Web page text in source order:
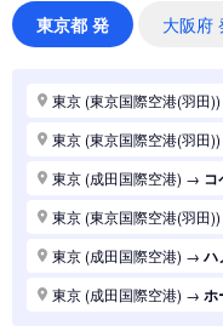
東京 (東京国際空港(羽田))
東京 (東京国際空港(羽田))
東京 (東京国際空港(羽田))
東京 (東京国際空港(羽田))
東京 (東京国際空港(羽田))
東京 (東京国際空港(羽田))
東京 (東京国際空港(羽田))
東京 (東京国際空港(羽田))
東京都 発 大阪府
東京 (東京国際空港(羽田))
東京 (東京国際空港(羽田))
東京 (成田国際空港) → コ
東京 (東京国際空港(羽田))
東京 (成田国際空港) → ハ
東京 (成田国際空港) → ホ